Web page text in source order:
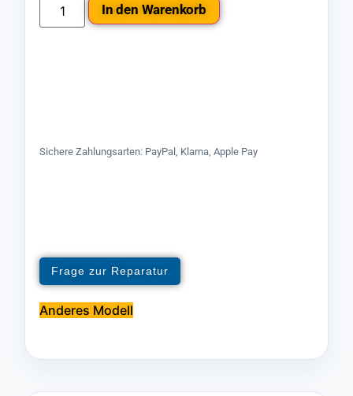
In den Warenkorb
Sichere Zahlungsarten: PayPal, Klarna, Apple Pay
Frage zur Reparatur
Anderes Modell